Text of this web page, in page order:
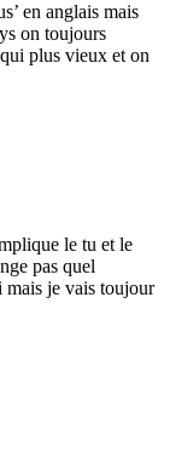
en anglais mais
on toujours
plus vieux et on
le tu et le
pas quel
mais je vais toujour